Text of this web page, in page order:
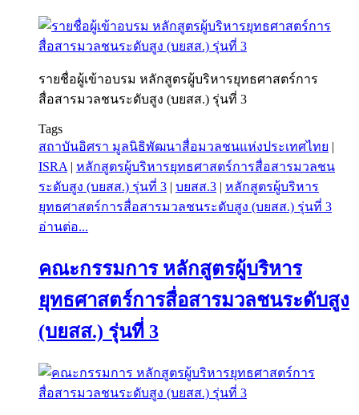
รายชื่อผู้เข้าอบรม หลักสูตรผู้บริหารยุทธศาสตร์การ
สื่อสารมวลชนระดับสูง (บยสส.) รุ่นที่ 3
Tags
สถาบันอิศรา มูลนิธิพัฒนาสื่อมวลชนแห่งประเทศไทย |
ISRA | หลักสูตรผู้บริหารยุทธศาสตร์การสื่อสารมวลชน
ระดับสูง (บยสส.) รุ่นที่ 3 | บยสส.3 | หลักสูตรผู้บริหาร
ยุทธศาสตร์การสื่อสารมวลชนระดับสูง (บยสส.) รุ่นที่ 3
อ่านต่อ...
คณะกรรมการ หลักสูตรผู้บริหาร
ยุทธศาสตร์การสื่อสารมวลชนระดับสูง
(บยสส.) รุ่นที่ 3